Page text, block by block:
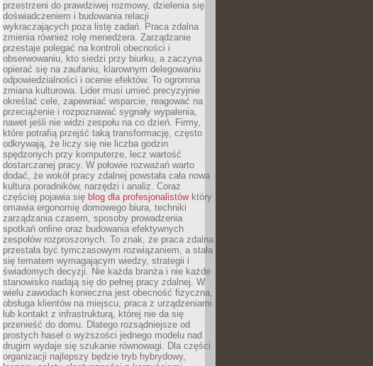
przestrzeni do prawdziwej rozmowy, dzielenia się
doświadczeniem i budowania relacji
wykraczających poza listę zadań. Praca zdalna
zmienia również rolę menedżera. Zarządzanie
przestaje polegać na kontroli obecności i
obserwowaniu, kto siedzi przy biurku, a zaczyna
opierać się na zaufaniu, klarownym delegowaniu
odpowiedzialności i ocenie efektów. To ogromna
zmiana kulturowa. Lider musi umieć precyzyjnie
określać cele, zapewniać wsparcie, reagować na
przeciążenie i rozpoznawać sygnały wypalenia,
nawet jeśli nie widzi zespołu na co dzień. Firmy,
które potrafią przejść taką transformację, często
odkrywają, że liczy się nie liczba godzin
spędzonych przy komputerze, lecz wartość
dostarczanej pracy. W połowie rozważań warto
dodać, że wokół pracy zdalnej powstała cała nowa
kultura poradników, narzędzi i analiz. Coraz
częściej pojawia się blog dla profesjonalistówktóry
omawia ergonomię domowego biura, techniki
zarządzania czasem, sposoby prowadzenia
spotkań online oraz budowania efektywnych
zespołów rozproszonych. To znak, że praca zdalna
przestała być tymczasowym rozwiązaniem, a stała
się tematem wymagającym wiedzy, strategii i
świadomych decyzji. Nie każda branża i nie każde
stanowisko nadają się do pełnej pracy zdalnej. W
wielu zawodach konieczna jest obecność fizyczna,
obsługa klientów na miejscu, praca z urządzeniami
lub kontakt z infrastrukturą, której nie da się
przenieść do domu. Dlatego rozsądniejsze od
prostych haseł o wyższości jednego modelu nad
drugim wydaje się szukanie równowagi. Dla części
organizacji najlepszy będzie tryb hybrydowy,